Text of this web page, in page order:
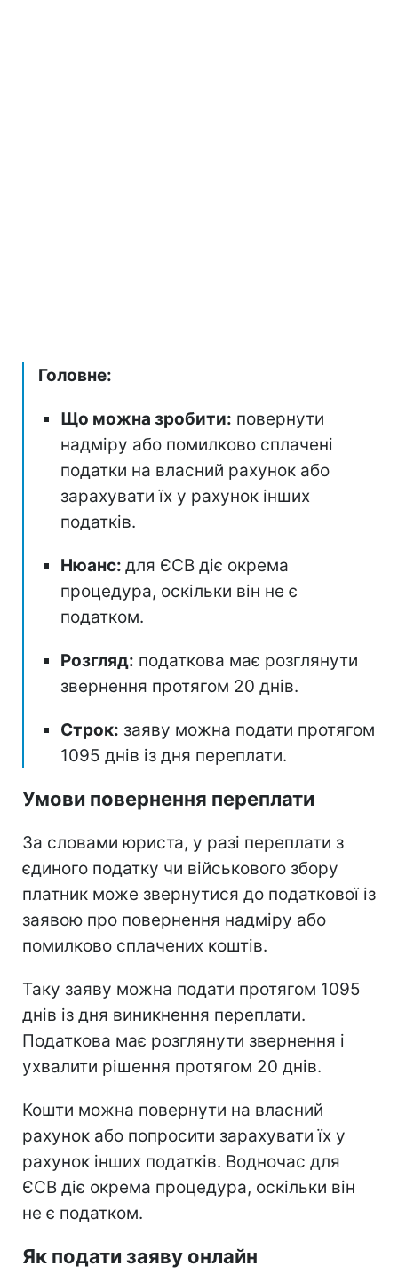
Головне:
Що можна зробити: повернути
надміру або помилково сплачені
податки на власний рахунок або
зарахувати їх у рахунок інших
податків.
Нюанс: для ЄСВ діє окрема
процедура, оскільки він не є
податком.
Розгляд: податкова має розглянути
звернення протягом 20 днів.
Строк: заяву можна подати протягом
1095 днів із дня переплати.
Умови повернення переплати
За словами юриста, у разі переплати з
єдиного податку чи військового збору
платник може звернутися до податкової із
заявою про повернення надміру або
помилково сплачених коштів.
Таку заяву можна подати протягом 1095
днів із дня виникнення переплати.
Податкова має розглянути звернення і
ухвалити рішення протягом 20 днів.
Кошти можна повернути на власний
рахунок або попросити зарахувати їх у
рахунок інших податків. Водночас для
ЄСВ діє окрема процедура, оскільки він
не є податком.
Як подати заяву онлайн